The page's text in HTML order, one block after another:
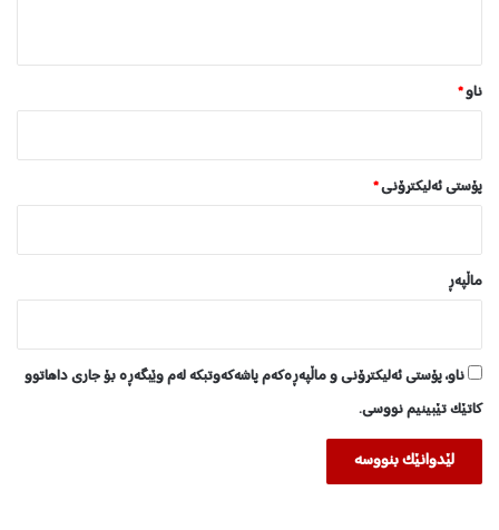
ناو*
پۆستی ئەلیکترۆنی*
ماڵپه‌ڕ
ناو، پۆستی ئەلیکترۆنی و ماڵپەڕەکەم پاشەکەوتبکە لەم وێبگەڕە بۆ جاری داهاتوو
کاتێک تێبینیم نووسی.